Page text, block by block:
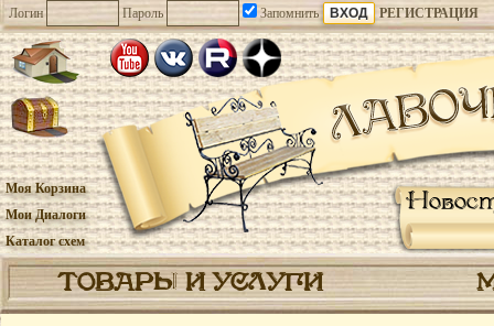
Логин Пароль Запомнить РЕГИСТРАЦИЯ
Моя Корзина
Мои Диалоги
Каталог схем
ТОВАРЫ И УСЛУГИ